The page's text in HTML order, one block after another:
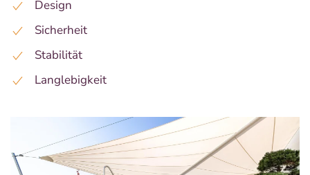
Design
Sicherheit
Stabilität
Langlebigkeit